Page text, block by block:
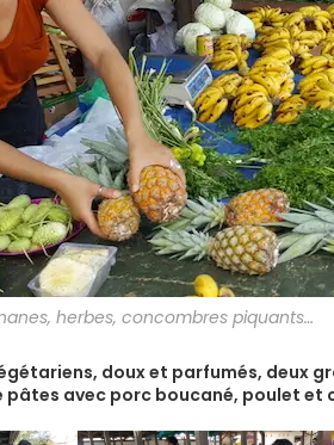
herbes, concombres piquants…
doux et parfumés, deux
pâtes avec porc boucané, poulet et